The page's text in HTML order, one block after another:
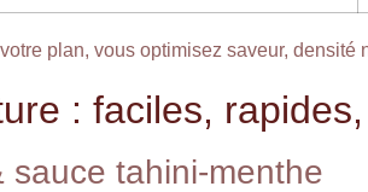
plan, vous optimisez saveur,
: faciles,
sauce tahini-menthe